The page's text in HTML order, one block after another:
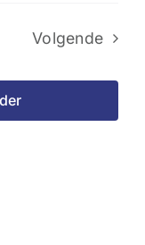
Volgende